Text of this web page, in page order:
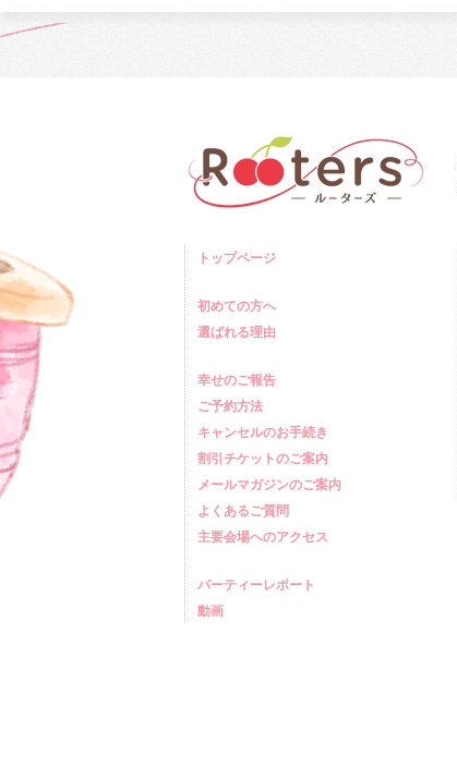
トップページ
初めての方へ
選ばれる理由
幸せのご報告
ご予約方法
キャンセルのお手続き
割引チケットのご案内
メールマガジンのご案内
よくあるご質問
主要会場へのアクセス
パーティーレポート
動画